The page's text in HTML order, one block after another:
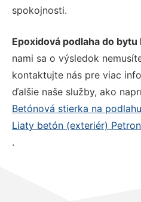
spokojnosti.
Epoxidová podlaha do
nami sa o výsledok
kontaktujte nás pre viac
ďalšie naše služby, ako
Betónová stierka na
Liaty betón (exteriér)
.